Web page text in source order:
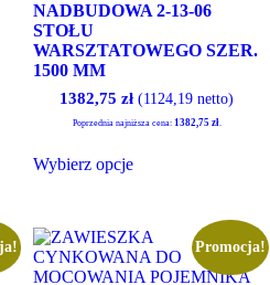
NADBUDOWA 2-13-06
STOŁU
WARSZTATOWEGO SZER.
1500 MM
1382,75zł (1124,19 netto)
Poprzednia najniższa cena: 1382,75 zł.
Wybierz opcjeprodukt
wariantów.
Opcje
można
Promocja!